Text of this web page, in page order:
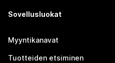
Sovellusluokat
Myyntikanavat
Tuotteiden etsiminen